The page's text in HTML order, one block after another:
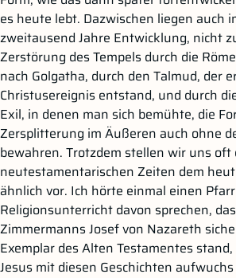
es heute lebt. Dazwischen liegen auch
zweitausend Jahre Entwicklung, nicht
Zerstörung des Tempels durch die
nach Golgatha, durch den Talmud, der
Christusereignis entstand, und durch
Exil, in denen man sich bemühte, die
Zersplitterung im Äußeren auch ohne
bewahren. Trotzdem stellen wir uns oft
neutestamentarischen Zeiten dem
ähnlich vor. Ich hörte einmal einen
Religionsunterricht davon sprechen,
Zimmermanns Josef von Nazareth
Exemplar des Alten Testamentes
Jesus mit diesen Geschichten